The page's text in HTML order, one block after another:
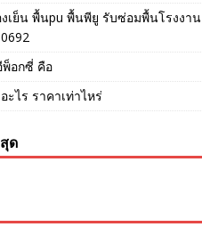
เย็น พื้นpu พื้นพียู รับซ่อมพื้นโรงงาน
อกซี่ คือ
ไร ราคาเท่าไหร่
ด